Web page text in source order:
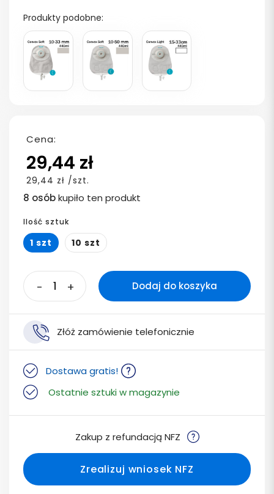
Produkty podobne:
Cena:
29,44 zł
29,44 zł /szt.
8 osóbkupiło ten produkt
Ilość sztuk
1 szt 10 szt
- + Dodaj do koszyka
Złóż zamówienie telefonicznie
Dostawa gratis!
Ostatnie sztuki w magazynie
Zakup z refundacją NFZ
Zrealizuj wniosek NFZ